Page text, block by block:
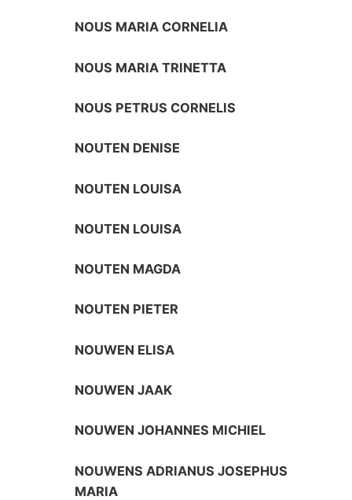
NOUS MARIA CORNELIA
NOUS MARIA TRINETTA
NOUS PETRUS CORNELIS
NOUTEN DENISE
NOUTEN LOUISA
NOUTEN LOUISA
NOUTEN MAGDA
NOUTEN PIETER
NOUWEN ELISA
NOUWEN JAAK
NOUWEN JOHANNES MICHIEL
NOUWENS ADRIANUS JOSEPHUS
MARIA